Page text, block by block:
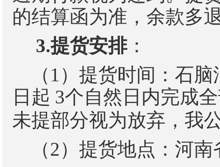
的结算函为准，余款多
3.提货安排：
（ 1 ）提货时间： 石脑
日起 3个自然日内完成
未提部分视为放弃，我
（2）提货地点：河